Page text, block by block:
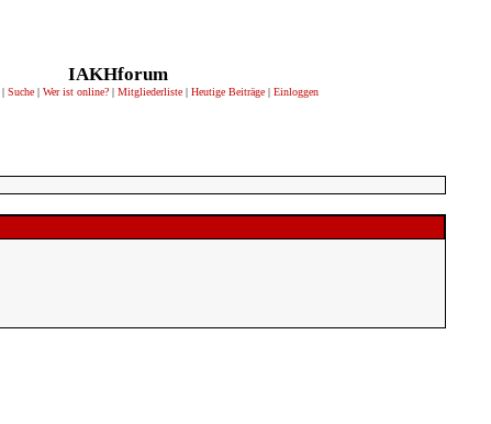
IAKHforum
| Suche | Wer ist online? | Mitgliederliste | Heutige Beiträge | Einloggen